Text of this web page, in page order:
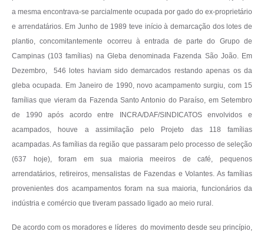
a mesma encontrava-se parcialmente ocupada por gado do ex-proprietário
e arrendatários. Em Junho de 1989 teve início à demarcação dos lotes de
plantio, concomitantemente ocorreu à entrada de parte do Grupo de
Campinas (103 famílias) na Gleba denominada Fazenda São João. Em
Dezembro, 546 lotes haviam sido demarcados restando apenas os da
gleba ocupada. Em Janeiro de 1990, novo acampamento surgiu, com 15
famílias que vieram da Fazenda Santo Antonio do Paraíso, em Setembro
de 1990 após acordo entre INCRA/DAF/SINDICATOS envolvidos e
acampados, houve a assimilação pelo Projeto das 118 famílias
acampadas. As famílias da região que passaram pelo processo de seleção
(637 hoje), foram em sua maioria meeiros de café, pequenos
arrendatários, retireiros, mensalistas de Fazendas e Volantes. As famílias
provenientes dos acampamentos foram na sua maioria, funcionários da
indústria e comércio que tiveram passado ligado ao meio rural.
De acordo com os moradores e líderes do movimento desde seu princípio,